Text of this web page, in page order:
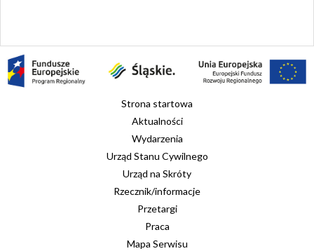
Strona startowa
Aktualności
Wydarzenia
Urząd Stanu Cywilnego
Urząd na Skróty
Rzecznik/informacje
Przetargi
Praca
Mapa Serwisu